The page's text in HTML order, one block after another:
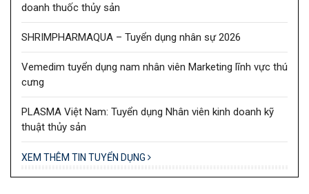
doanh thuốc thủy sản
SHRIMPHARMAQUA – Tuyển dụng nhân sự 2026
Vemedim tuyển dụng nam nhân viên Marketing lĩnh vực thú
cưng
PLASMA Việt Nam: Tuyển dụng Nhân viên kinh doanh kỹ
thuật thủy sản
XEM THÊM TIN TUYỂN DỤNG